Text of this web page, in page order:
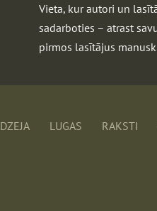
Vieta, kur autori un
sadarboties – atrast
pirmos lasītājus
DZEJA LUGAS RAKSTI